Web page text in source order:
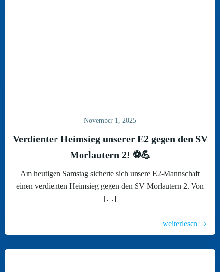
November 1, 2025
Verdienter Heimsieg unserer E2 gegen den SV
Morlautern 2! ⚽💪
Am heutigen Samstag sicherte sich unsere E2-Mannschaft
einen verdienten Heimsieg gegen den SV Morlautern 2. Von
[…]
weiterlesen